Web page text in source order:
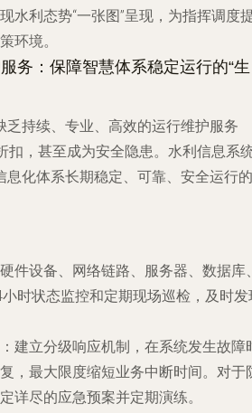
水利态势“一张图”呈现，为指挥调度
环境。
务：保障智慧体系稳定运行的“生
持续、专业、高效的运行维护服务
扣，甚至成为安全隐患。水利信息系
息化体系长期稳定、可靠、安全运行的
硬件设备、网络链路、服务器、数据库
时状态监控和定期现场巡检，及时发
：建立分级响应机制，在系统发生故障
，最大限度缩短业务中断时间。对于
详尽的应急预案并定期演练。